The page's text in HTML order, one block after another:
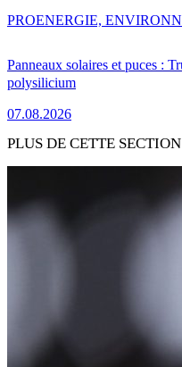
Panneaux solaires et puces :
polysilicium
07.08.2026
PROENERGIE,
PLUS DE CETTE SECTION